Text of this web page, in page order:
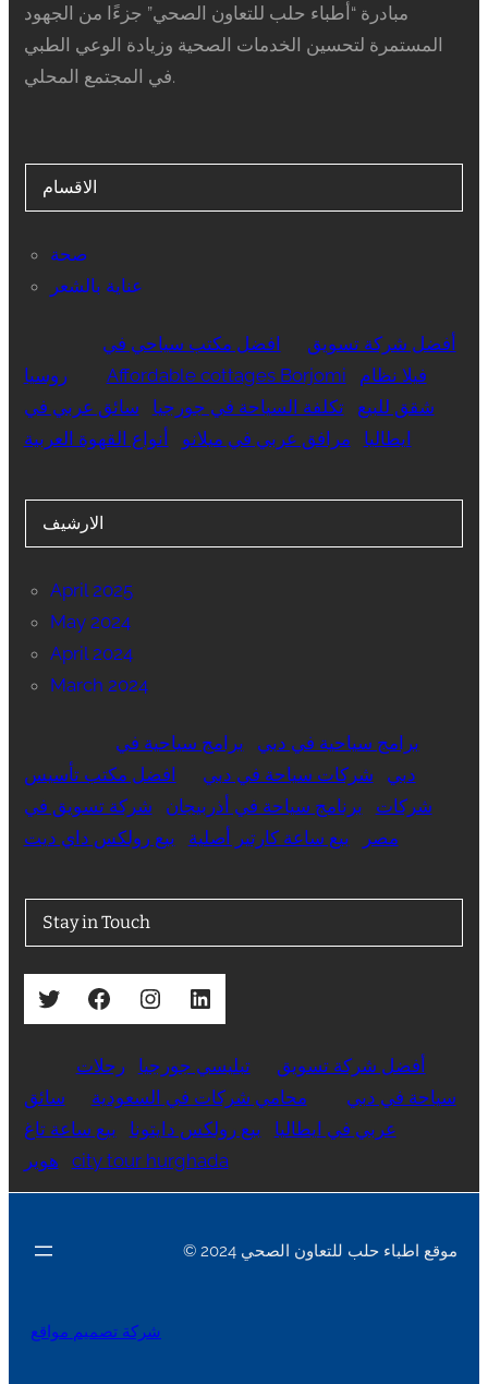
مبادرة “أطباء حلب للتعاون الصحي” جزءًا من الجهود
المستمرة لتحسين الخدمات الصحية وزيادة الوعي الطبي
في المجتمع المحلي.
الاقسام
صحة
عناية بالشعر
أفضل شركة تسويق
افضل مكتب سياحي في
روسيا
Affordable cottages Borjomi
فيلا نظام
شقق للبيع
تكلفة السياحة في جورجيا
سائق عربي في
ايطاليا
مرافق عربي في ميلانو أنواع القهوة العربية
الارشيف
April 2025
May 2024
April 2024
March 2024
برامج سياحية في دبي
برامج سياحية في
دبي
شركات سياحة في دبي
افضل مكتب تأسيس
شركات
برنامج سياحة في أذربيجان
شركة تسويق في
مصر
بيع ساعة كارتير أصلية بيع رولكس داي ديت
Stay in Touch
Twitter Facebook Instagram LinkedIn
أفضل شركة تسويق تبليسي جورجيا
رحلات
سياحة في دبي
محامي شركات في السعودية
سائق
عربي في ايطاليا
بيع رولكس دايتونا
بيع ساعة تاغ
هوير
city tour hurghada
© 2024 موقع اطباء حلب للتعاون الصحي
شركة تصميم مواقع